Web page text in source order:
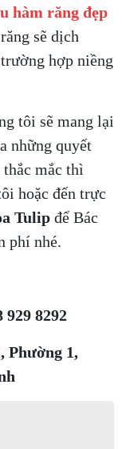
hàm răng đẹp
sẽ dịch
hợp niềng
tôi sẽ mang lại
những quyết
mắc thì
hoặc đến trực
Tulip để Bác
phí nhé.
929 8292
Phường 1,